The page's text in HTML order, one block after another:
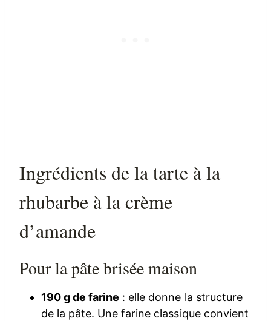
Ingrédients de la tarte à la
rhubarbe à la crème
d’amande
Pour la pâte brisée maison
190 g de farine : elle donne la structure
de la pâte. Une farine classique convient